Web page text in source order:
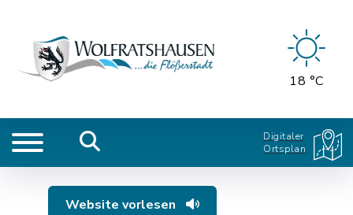
18 °C
Digitaler
Ortsplan
Website vorlesen